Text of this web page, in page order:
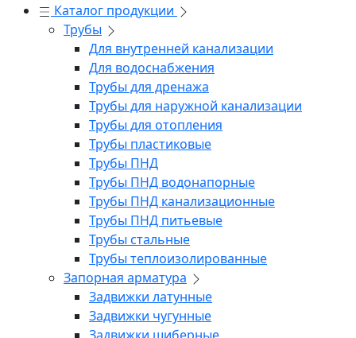
Каталог продукции
Трубы
Для внутренней канализации
Для водоснабжения
Трубы для дренажа
Трубы для наружной канализации
Трубы для отопления
Трубы пластиковые
Трубы ПНД
Трубы ПНД водонапорные
Трубы ПНД канализационные
Трубы ПНД питьевые
Трубы стальные
Трубы теплоизолированные
Запорная арматура
Задвижки латунные
Задвижки чугунные